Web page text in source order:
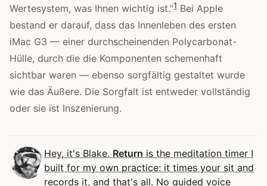
Wertesystem, was Ihnen wichtig ist.”1 Bei Apple
bestand er darauf, dass das Innenleben des ersten
iMac G3 — einer durchscheinenden Polycarbonat-
Hülle, durch die die Komponenten schemenhaft
sichtbar waren — ebenso sorgfältig gestaltet wurde
wie das Äußere. Die Sorgfalt ist entweder vollständig
oder sie ist Inszenierung.
Hey, it's Blake. Return is the meditation timer I
built for my own practice: it times your sit and
records it, and that's all. No guided voice